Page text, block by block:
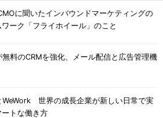
に聞いたインバウンドマーケティングの
ーク「フライホイール」のこと
料のCRMを強化、メール配信と広告管理機
WeWork 世界の成長企業が新しい日常で実
トな働き方